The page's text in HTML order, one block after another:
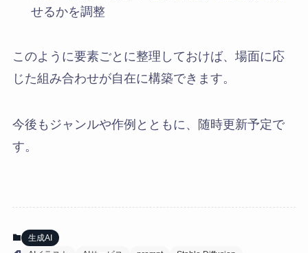
せるかを調整
このように要素ごとに整理しておけば、場面に応
じた組み合わせが自在に構築できます。
今後もジャンルや作例とともに、随時更新予定で
す。
生成AI